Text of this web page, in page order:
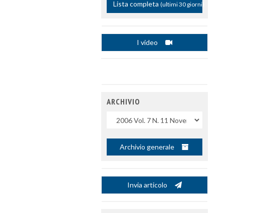
Lista completa (ultimi 30 giorni)
I video
ARCHIVIO
Archivio generale
Invia articolo